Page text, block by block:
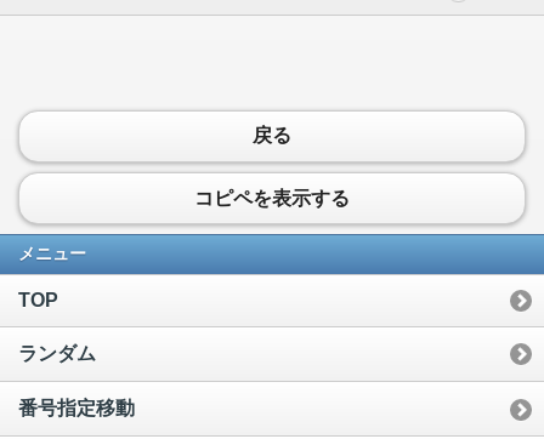
戻る
コピペを表示する
メニュー
TOP
ランダム
番号指定移動